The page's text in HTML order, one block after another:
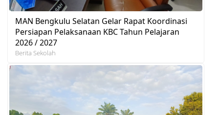
MAN Bengkulu Selatan Gelar Rapat Koordinasi
Persiapan Pelaksanaan KBC Tahun Pelajaran
2026 / 2027
Berita Sekolah